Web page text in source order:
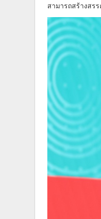
สามารถสร้างสร